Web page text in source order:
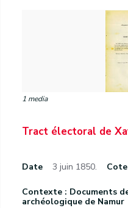
1 media
Tract électoral de
Date 3 juin 1850. Cote
Contexte : Documents
archéologique de Namur